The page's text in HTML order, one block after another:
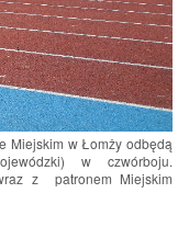
Miejskim w Łomży odbędą
w czwórboju.
z patronem Miejskim